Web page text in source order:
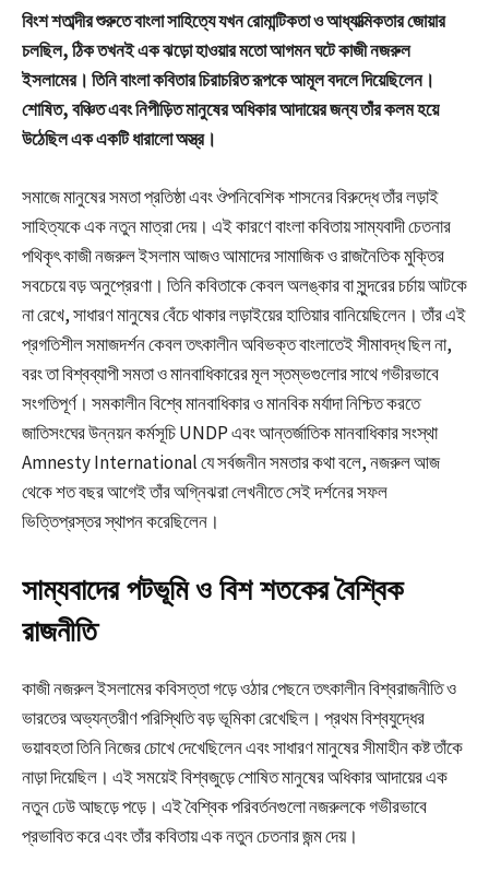
বিংশ শতাব্দীর শুরুতে বাংলা সাহিত্যে যখন রোমান্টিকতা ও আধ্যাত্মিকতার জোয়ার
চলছিল, ঠিক তখনই এক ঝড়ো হাওয়ার মতো আগমন ঘটে কাজী নজরুল
ইসলামের। তিনি বাংলা কবিতার চিরাচরিত রূপকে আমূল বদলে দিয়েছিলেন।
শোষিত, বঞ্চিত এবং নিপীড়িত মানুষের অধিকার আদায়ের জন্য তাঁর কলম হয়ে
উঠেছিল এক একটি ধারালো অস্ত্র।
সমাজে মানুষের সমতা প্রতিষ্ঠা এবং ঔপনিবেশিক শাসনের বিরুদ্ধে তাঁর লড়াই
সাহিত্যকে এক নতুন মাত্রা দেয়। এই কারণে বাংলা কবিতায় সাম্যবাদী চেতনার
পথিকৃৎ কাজী নজরুল ইসলাম আজও আমাদের সামাজিক ও রাজনৈতিক মুক্তির
সবচেয়ে বড় অনুপ্রেরণা। তিনি কবিতাকে কেবল অলঙ্কার বা সুন্দরের চর্চায় আটকে
না রেখে, সাধারণ মানুষের বেঁচে থাকার লড়াইয়ের হাতিয়ার বানিয়েছিলেন। তাঁর এই
প্রগতিশীল সমাজদর্শন কেবল তৎকালীন অবিভক্ত বাংলাতেই সীমাবদ্ধ ছিল না,
বরং তা বিশ্বব্যাপী সমতা ও মানবাধিকারের মূল স্তম্ভগুলোর সাথে গভীরভাবে
সংগতিপূর্ণ। সমকালীন বিশ্বে মানবাধিকার ও মানবিক মর্যাদা নিশ্চিত করতে
জাতিসংঘের উন্নয়ন কর্মসূচি UNDP এবং আন্তর্জাতিক মানবাধিকার সংস্থা
Amnesty International যে সর্বজনীন সমতার কথা বলে, নজরুল আজ
থেকে শত বছর আগেই তাঁর অগ্নিঝরা লেখনীতে সেই দর্শনের সফল
ভিত্তিপ্রস্তর স্থাপন করেছিলেন।
সাম্যবাদের পটভূমি ও বিশ শতকের বৈশ্বিক
রাজনীতি
কাজী নজরুল ইসলামের কবিসত্তা গড়ে ওঠার পেছনে তৎকালীন বিশ্বরাজনীতি ও
ভারতের অভ্যন্তরীণ পরিস্থিতি বড় ভূমিকা রেখেছিল। প্রথম বিশ্বযুদ্ধের
ভয়াবহতা তিনি নিজের চোখে দেখেছিলেন এবং সাধারণ মানুষের সীমাহীন কষ্ট তাঁকে
নাড়া দিয়েছিল। এই সময়েই বিশ্বজুড়ে শোষিত মানুষের অধিকার আদায়ের এক
নতুন ঢেউ আছড়ে পড়ে। এই বৈশ্বিক পরিবর্তনগুলো নজরুলকে গভীরভাবে
প্রভাবিত করে এবং তাঁর কবিতায় এক নতুন চেতনার জন্ম দেয়।